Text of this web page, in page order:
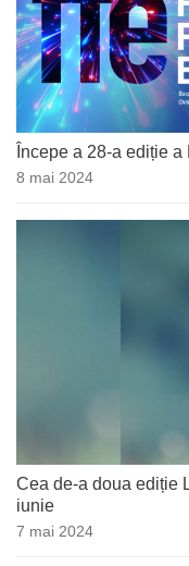
Începe a 28-a ediție
8 mai 2024
Cea de-a doua ediție
iunie
7 mai 2024